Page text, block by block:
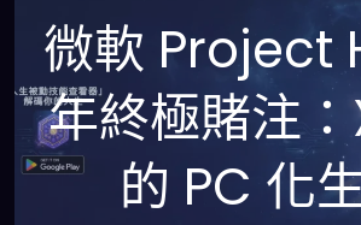
微軟 Project
年終極賭注
的 PC 化